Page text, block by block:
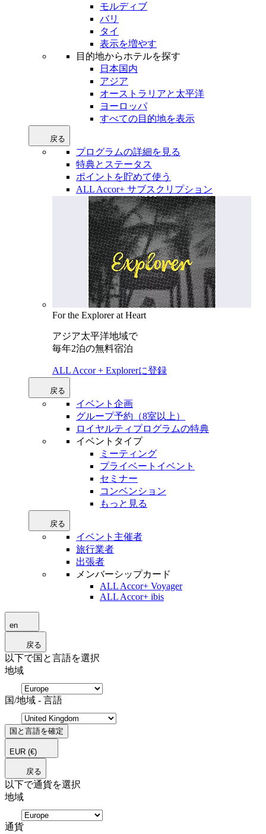
モルディブ
バリ
タイ
表示を増やす
目的地からホテルを探す
日本国内
アジア
オーストラリアと太平洋
ヨーロッパ
すべての目的地を表示
戻る
プログラムの詳細を見る
特典とステータス
ポイントを貯めて使う
ALL Accor+ サブスクリプション
For the Explorer at Heart
アジア太平洋地域で
毎年2泊の無料宿泊
ALL Accor + Explorerに登録
戻る
イベント企画
グループ予約（8室以上）
ロイヤルティプログラムの特典
イベントタイプ
ミーティング
プライベートイベント
セミナー
コンベンション
もっと見る
戻る
イベント主催者
旅行業者
出張者
メンバーシップカード
ALL Accor+ Voyager
ALL Accor+ ibis
en
戻る
以下で国と言語を選択
地域
国/地域 - 言語
国と言語を確定
EUR (€)
戻る
以下で通貨を選択
地域
通貨